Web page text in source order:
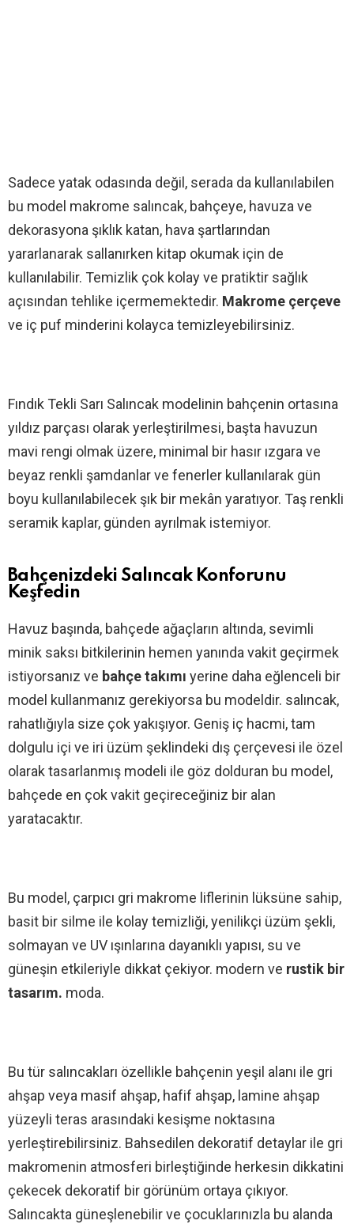
Sadece yatak odasında değil, serada da kullanılabilen
bu model makrome salıncak, bahçeye, havuza ve
dekorasyona şıklık katan, hava şartlarından
yararlanarak sallanırken kitap okumak için de
kullanılabilir. Temizlik çok kolay ve pratiktir sağlık
açısından tehlike içermemektedir. Makrome çerçeve
ve iç puf minderini kolayca temizleyebilirsiniz.
Fındık Tekli Sarı Salıncak modelinin bahçenin ortasına
yıldız parçası olarak yerleştirilmesi, başta havuzun
mavi rengi olmak üzere, minimal bir hasır ızgara ve
beyaz renkli şamdanlar ve fenerler kullanılarak gün
boyu kullanılabilecek şık bir mekân yaratıyor. Taş renkli
seramik kaplar, günden ayrılmak istemiyor.
Bahçenizdeki Salıncak Konforunu
Keşfedin
Havuz başında, bahçede ağaçların altında, sevimli
minik saksı bitkilerinin hemen yanında vakit geçirmek
istiyorsanız ve bahçe takımı yerine daha eğlenceli bir
model kullanmanız gerekiyorsa bu modeldir. salıncak,
rahatlığıyla size çok yakışıyor. Geniş iç hacmi, tam
dolgulu içi ve iri üzüm şeklindeki dış çerçevesi ile özel
olarak tasarlanmış modeli ile göz dolduran bu model,
bahçede en çok vakit geçireceğiniz bir alan
yaratacaktır.
Bu model, çarpıcı gri makrome liflerinin lüksüne sahip,
basit bir silme ile kolay temizliği, yenilikçi üzüm şekli,
solmayan ve UV ışınlarına dayanıklı yapısı, su ve
güneşin etkileriyle dikkat çekiyor. modern ve rustik bir
tasarım. moda.
Bu tür salıncakları özellikle bahçenin yeşil alanı ile gri
ahşap veya masif ahşap, hafif ahşap, lamine ahşap
yüzeyli teras arasındaki kesişme noktasına
yerleştirebilirsiniz. Bahsedilen dekoratif detaylar ile gri
makromenin atmosferi birleştiğinde herkesin dikkatini
çekecek dekoratif bir görünüm ortaya çıkıyor.
Salıncakta güneşlenebilir ve çocuklarınızla bu alanda